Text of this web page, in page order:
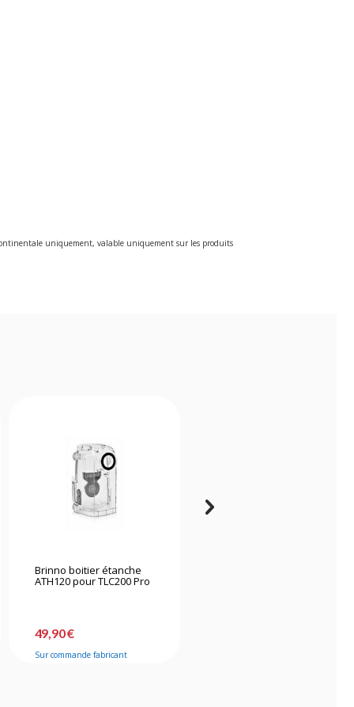
uniquement, valable uniquement sur les produits
Brinno boitier étanche
ATH120 pour TLC200 Pro
49,90 €
Sur commande fabricant